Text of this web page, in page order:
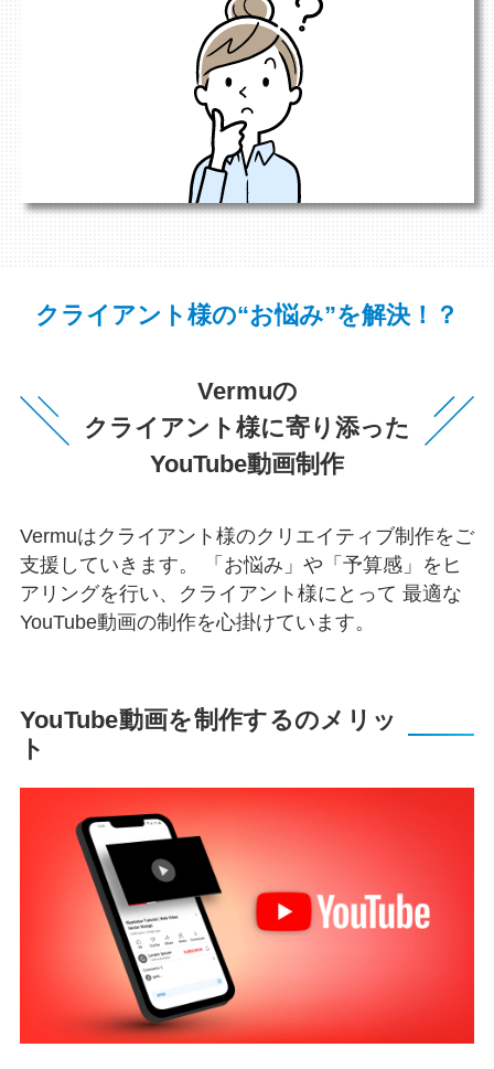
クライアント様の“お悩み”を解決！？
Vermuの
クライアント様に寄り添った
YouTube動画制作
Vermuはクライアント様のクリエイティブ制作をご
支援していきます。
「お悩み」や「予算感」をヒ
アリングを行い、クライアント様にとって 最適な
YouTube動画の制作を心掛けています。
YouTube動画を制作するのメリッ
ト